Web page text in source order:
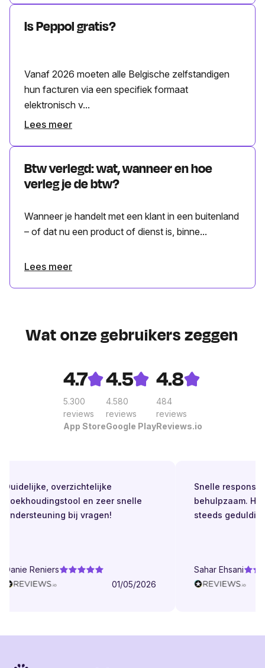
Is Peppol gratis?
Vanaf 2026 moeten alle Belgische zelfstandigen
hun facturen via een specifiek formaat
elektronisch v...
Lees meer
Btw verlegd: wat, wanneer en hoe
verleg je de btw?
Wanneer je handelt met een klant in een buitenland
– of dat nu een product of dienst is, binne...
Lees meer
Wat onze gebruikers zeggen
4.7
5.300
reviews
App Store
4.5
4.580
reviews
Google Play
4.8
484
reviews
Reviews.io
overzichtelijke
en zeer snelle
bij vragen!
Reniers
01/05/2026
Snelle respons.
behulpzaam.
steeds geduldig.
Sahar Ehsani